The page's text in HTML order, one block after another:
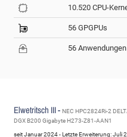
10.520 CPU-
56 GPGPUs
56 Anwendungen
Elwetritsch III - NEC HPC2824Ri-2
DGX B200 Gigabyte H273-Z81-AAN1
seit Januar 2024 - Letzte Erweiterung: Juli